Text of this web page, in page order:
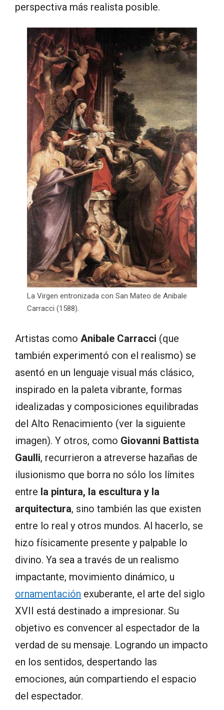
perspectiva más realista posible.
La Virgen entronizada con San Mateo de Anibale
Carracci (1588).
Artistas como Anibale Carracci (que
también experimentó con el realismo) se
asentó en un lenguaje visual más clásico,
inspirado en la paleta vibrante, formas
idealizadas y composiciones equilibradas
del Alto Renacimiento (ver la siguiente
imagen). Y otros, como Giovanni Battista
Gaulli, recurrieron a atreverse hazañas de
ilusionismo que borra no sólo los límites
entre la pintura, la escultura y la
arquitectura, sino también las que existen
entre lo real y otros mundos. Al hacerlo, se
hizo físicamente presente y palpable lo
divino. Ya sea a través de un realismo
impactante, movimiento dinámico, u
ornamentación exuberante, el arte del siglo
XVII está destinado a impresionar. Su
objetivo es convencer al espectador de la
verdad de su mensaje. Logrando un impacto
en los sentidos, despertando las
emociones, aún compartiendo el espacio
del espectador.